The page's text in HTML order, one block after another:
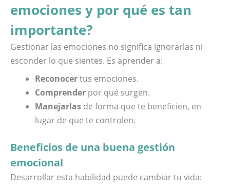
emociones y por qué es tan
importante?
Gestionar las emociones no significa ignorarlas ni
esconder lo que sientes. Es aprender a:
Reconocertus emociones.
Comprender por qué surgen.
Manejarlas de forma que te beneficien, en
lugar de que te controlen.
Beneficios de una buena gestión
emocional
Desarrollar esta habilidad puede cambiar tu vida: